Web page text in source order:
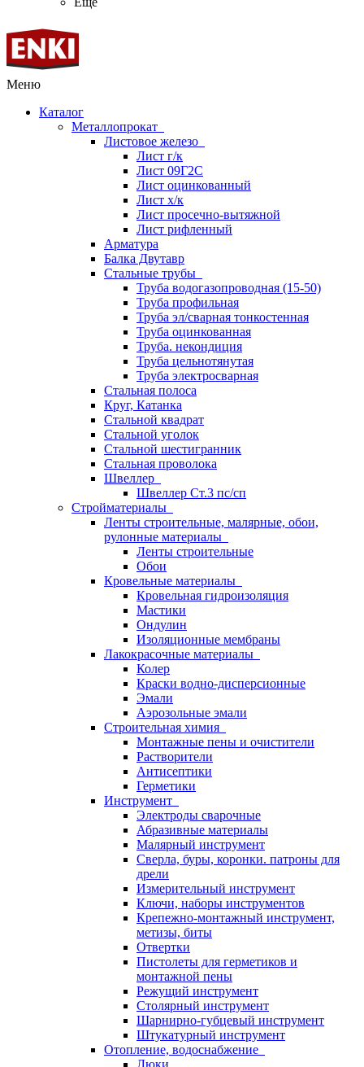
Меню
Каталог
Металлопрокат
Листовое железо
Лист г/к
Лист 09Г2С
Лист оцинкованный
Лист х/к
Лист просечно-вытяжной
Лист рифленный
Арматура
Балка Двутавр
Стальные трубы
Труба водогазопроводная (15-50)
Труба профильная
Труба эл/сварная тонкостенная
Труба оцинкованная
Труба. некондиция
Труба цельнотянутая
Труба электросварная
Стальная полоса
Круг, Катанка
Стальной квадрат
Стальной уголок
Стальной шестигранник
Стальная проволока
Швеллер
Швеллер Ст.3 пс/сп
Стройматериалы
Ленты строительные, малярные, обои,
рулонные материалы
Ленты строительные
Обои
Кровельные материалы
Кровельная гидроизоляция
Мастики
Ондулин
Изоляционные мембраны
Лакокрасочные материалы
Колер
Краски водно-дисперсионные
Эмали
Аэрозольные эмали
Строительная химия
Монтажные пены и очистители
Растворители
Антисептики
Герметики
Инструмент
Электроды сварочные
Абразивные материалы
Малярный инструмент
Сверла, буры, коронки. патроны для
дрели
Измерительный инструмент
Ключи, наборы инструментов
Крепежно-монтажный инструмент,
метизы, биты
Отвертки
Пистолеты для герметиков и
монтажной пены
Режущий инструмент
Столярный инструмент
Шарнирно-губцевый инструмент
Штукатурный инструмент
Отопление, водоснабжение
Люки